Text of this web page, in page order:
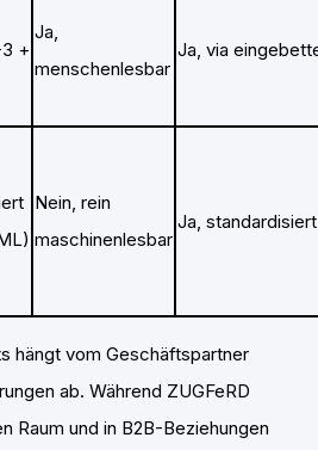
+
Ja,
menschenlesbar
Ja, via
Nein, rein
maschinenlesbar
Ja, standardisiert
hängt vom Geschäftspartner
ab. Während ZUGFeRD
Raum und in B2B-Beziehungen